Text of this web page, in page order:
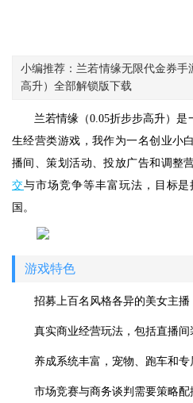
小编推荐：兰若情缘无限代金券手
高升）全部解锁版下载
兰若情缘（0.05折步步高升）
生经营类游戏，我作为一名创业小
播间、策划活动、投放广告和调整
交与市场竞争等丰富玩法，目标
国。
游戏特色
招募上百名风格各异的美女主播
真实商业经营玩法，包括直播间
养成系统丰富，宠物、跑车和专
市场竞赛与商务谈判需要策略配